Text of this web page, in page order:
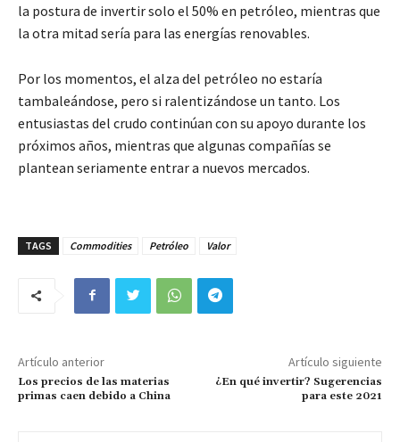
la postura de invertir solo el 50% en petróleo, mientras que
la otra mitad sería para las energías renovables.
Por los momentos, el alza del petróleo no estaría
tambaleándose, pero si ralentizándose un tanto. Los
entusiastas del crudo continúan con su apoyo durante los
próximos años, mientras que algunas compañías se
plantean seriamente entrar a nuevos mercados.
TAGS Commodities Petróleo Valor
Artículo anterior
Los precios de las materias
primas caen debido a China
Artículo siguiente
¿En qué invertir? Sugerencias
para este 2021